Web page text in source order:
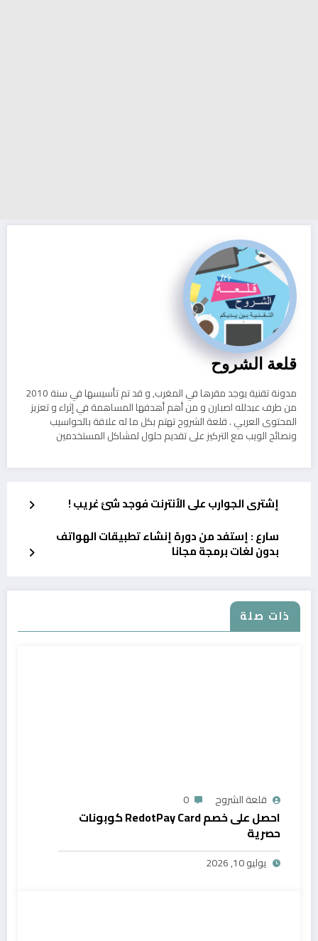
قلعة الشروح
مدونة تقنية يوجد مقرها في المغرب, و قد تم تأسيسها في سنة 2010
من طرف عبدلله اصبارن و من أهم أهدفها المساهمة في إثراء و تعزيز
المحتوى العربي . قلعة الشروح تهتم بكل ما له علاقة بالحواسيب
ونصائح الويب مع التركيز على تقديم حلول لمشاكل المستخدمين
إشترى الجوارب على الأنترنت فوجد شئ غريب !
سارع : إستفد من دورة إنشاء تطبيقات الهواتف
بدون لغات برمجة مجانا
ذات صلة
قلعة الشروح 0
احصل على خصم RedotPay Card كوبونات
حصرية
يوليو 10, 2026